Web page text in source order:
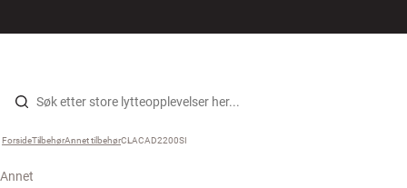
Hopp til innhold
Høyttalere
Forside ›
Tilbehør ›
Annet tilbehør ›
CLACAD2200SI
Annet